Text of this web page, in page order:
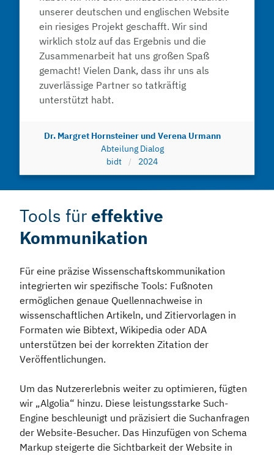
unserer deutschen und englischen Website
ein riesiges Projekt geschafft. Wir sind
wirklich stolz auf das Ergebnis und die
Zusammenarbeit hat uns großen Spaß
gemacht! Vielen Dank, dass ihr uns als
zuverlässige Partner so tatkräftig
unterstützt habt.
Dr. Margret Hornsteiner und Verena Urmann
Abteilung Dialog
bidt
2024
Tools für effektive
Kommunikation
Für eine präzise Wissenschaftskommunikation
integrierten wir spezifische Tools: Fußnoten
ermöglichen genaue Quellennachweise in
wissenschaftlichen Artikeln, und Zitiervorlagen in
Formaten wie Bibtext, Wikipedia oder ADA
unterstützen bei der korrekten Zitation der
Veröffentlichungen.
Um das Nutzererlebnis weiter zu optimieren, fügten
wir „Algolia“ hinzu. Diese leistungsstarke Such-
Engine beschleunigt und präzisiert die Suchanfragen
der Website-Besucher. Das Hinzufügen von Schema
Markup steigerte die Sichtbarkeit der Website in